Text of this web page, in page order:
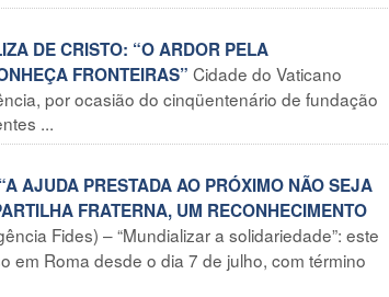
DE CRISTO: “O ARDOR PELA
FRONTEIRAS” Cidade do Vaticano
por ocasião do cinqüentenário de fundação
...
AJUDA PRESTADA AO PRÓXIMO NÃO SEJA
FRATERNA, UM RECONHECIMENTO
Fides) – “Mundializar a solidariedade”: este
em Roma desde o dia 7 de julho, com término